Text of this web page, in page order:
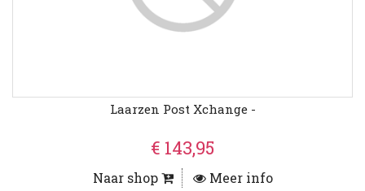
Laarzen Post Xchange -
€ 143,95
Naar shop Meer info